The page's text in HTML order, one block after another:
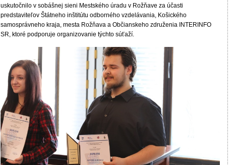
uskutočnilo v sobášnej sieni Mestského úradu v Rožňave za účasti
predstaviteľov Štátneho inštitútu odborného vzdelávania, Košického
samosprávneho kraja, mesta Rožňava a Občianskeho združenia INTERINFO
SR, ktoré podporuje organizovanie týchto súťaží.